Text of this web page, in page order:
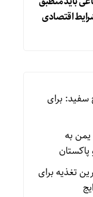
اقتصادی
سفید: برای
به
پاکستان
تغذیه برای